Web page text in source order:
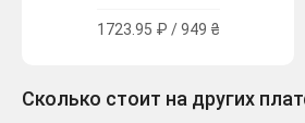
1723.95 ₽ / 949 ₴
Сколько стоит на других